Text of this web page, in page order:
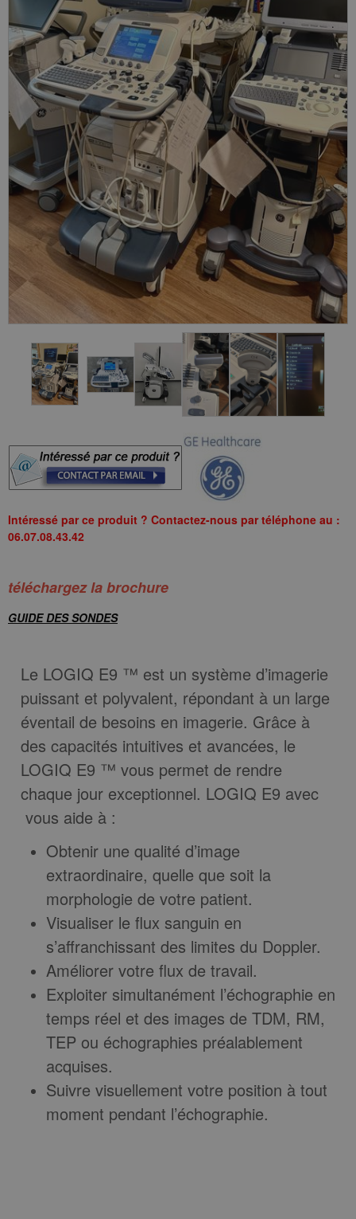
Intéressé par ce produit ? Contactez-nous par téléphone au :
06.07.08.43.42
téléchargez la brochure
GUIDE DES SONDES
Le LOGIQ E9 ™ est un système d’imagerie
puissant et polyvalent, répondant à un large
éventail de besoins en imagerie. Grâce à
des capacités intuitives et avancées, le
LOGIQ E9 ™ vous permet de rendre
chaque jour exceptionnel. LOGIQ E9 avec
vous aide à :
Obtenir une qualité d’image
extraordinaire, quelle que soit la
morphologie de votre patient.
Visualiser le flux sanguin en
s’affranchissant des limites du Doppler.
Améliorer votre flux de travail.
Exploiter simultanément l’échographie en
temps réel et des images de TDM, RM,
TEP ou échographies préalablement
acquises.
Suivre visuellement votre position à tout
moment pendant l’échographie.